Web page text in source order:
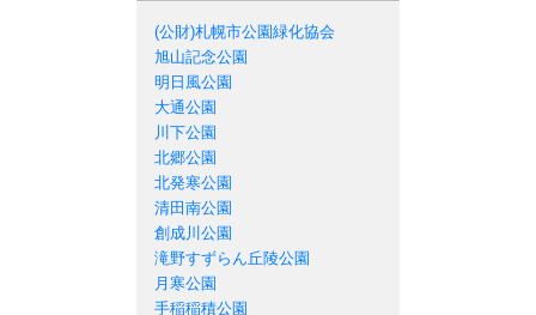
(公財)札幌市公園緑化協会
旭山記念公園
明日風公園
大通公園
川下公園
北郷公園
北発寒公園
清田南公園
創成川公園
滝野すずらん丘陵公園
月寒公園
手稲稲積公園